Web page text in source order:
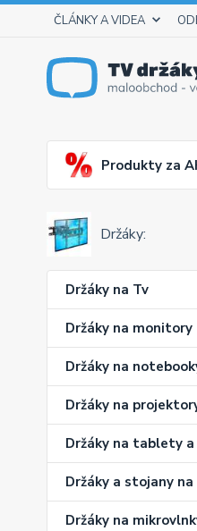
ČLÁNKY A VIDEA
Produkty za
Držáky:
Držáky na Tv
Držáky na monitory
Držáky na
Držáky na
Držáky na tablety
Držáky a stojany
Držáky na